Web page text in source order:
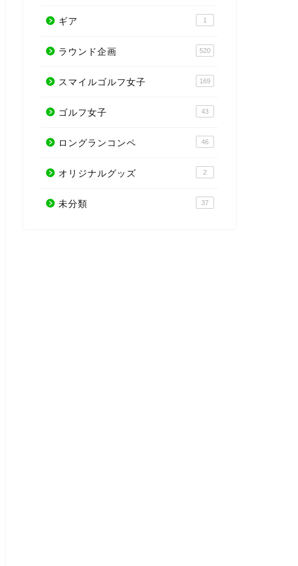
ギア 1
ラウンド企画 520
スマイルゴルフ女子 169
ゴルフ女子 43
ロングランコンペ 46
オリジナルグッズ 2
未分類 37